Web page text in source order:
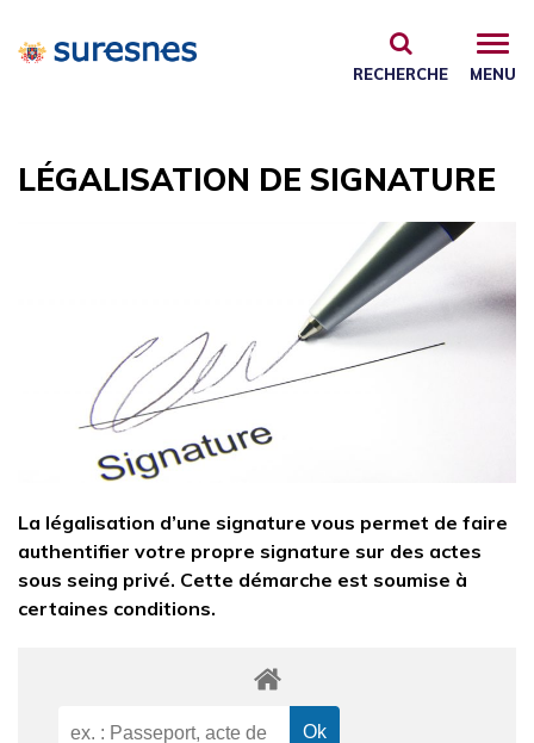
MENU
RECHERCHE
LÉGALISATION DE SIGNATURE
La légalisation d’une signature vous permet de faire
authentifier votre propre signature sur des actes
sous seing privé. Cette démarche est soumise à
certaines conditions.